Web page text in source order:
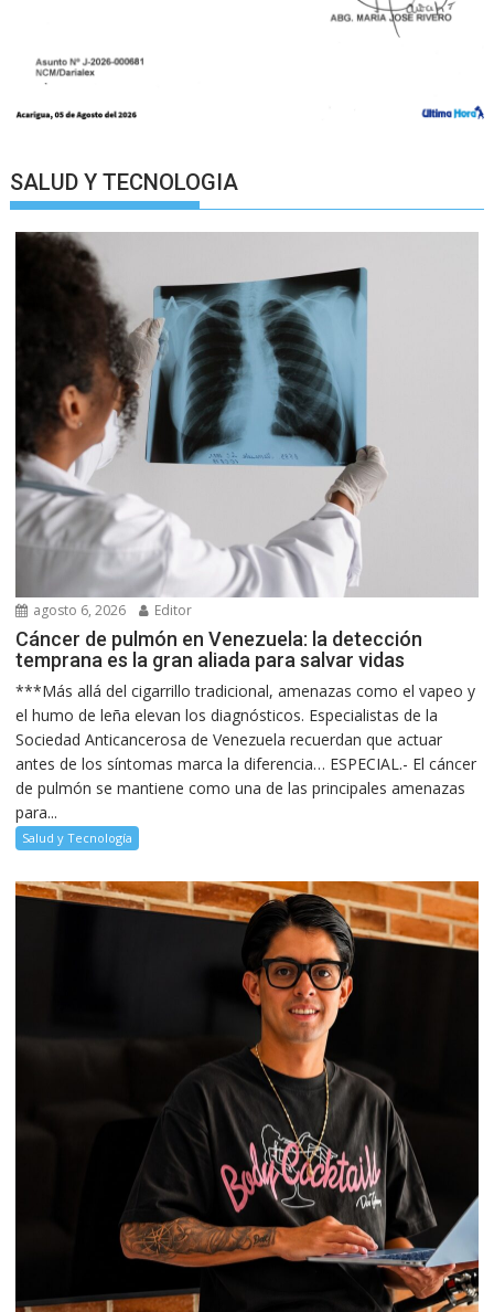
SALUD Y TECNOLOGIA
agosto 6, 2026 Editor
Cáncer de pulmón en Venezuela: la detección
temprana es la gran aliada para salvar vidas
***Más allá del cigarrillo tradicional, amenazas como el vapeo y
el humo de leña elevan los diagnósticos. Especialistas de la
Sociedad Anticancerosa de Venezuela recuerdan que actuar
antes de los síntomas marca la diferencia… ESPECIAL.- El cáncer
de pulmón se mantiene como una de las principales amenazas
para...
Salud y Tecnología